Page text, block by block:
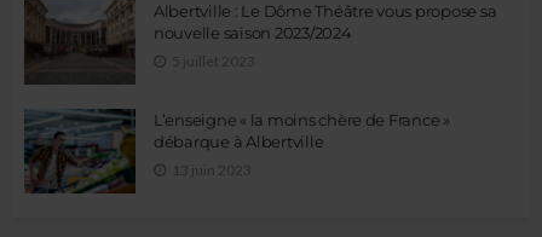
Albertville : Le Dôme Théâtre vous propose sa
nouvelle saison 2023/2024
5 juillet 2023
L’enseigne « la moins chère de France »
débarque à Albertville
13 juin 2023